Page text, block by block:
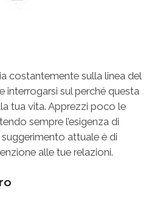
costantemente sulla linea del
sul perché questa
tua vita. Apprezzi poco le
sempre l’esigenza di
attuale è di
alle tue relazioni.